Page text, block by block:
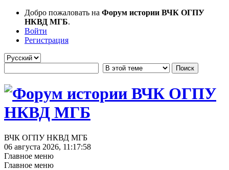
Добро пожаловать на Форум истории ВЧК ОГПУ
НКВД МГБ.
Войти
Регистрация
ВЧК ОГПУ НКВД МГБ
06 августа 2026, 11:17:58
Главное меню
Главное меню